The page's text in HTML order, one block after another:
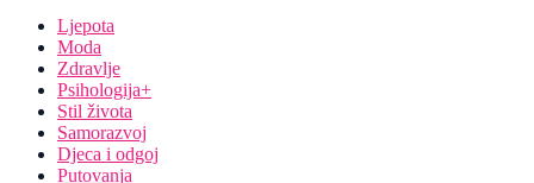
Ljepota
Moda
Zdravlje
Psihologija+
Stil života
Samorazvoj
Djeca i odgoj
Putovanja